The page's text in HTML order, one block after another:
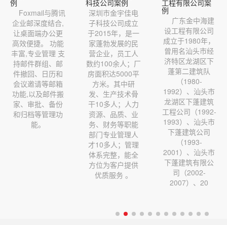
例
Foxmail与腾讯
企业邮深度结合,
让桌面端办公更
高效便捷。 功能
丰富,专业管理 支
持邮件群组、邮
件撤回、日历和
会议邀请等邮箱
功能,以及邮件搬
家、审批、备份
和归档等管理功
能。
科技公司案例
深圳市金宇佳电
子科技公司成立
于2015年，是一
家蓬勃发展的民
营企业，员工人
数约100余人；厂
房面积达5000平
方米。其中研
发、生产技术骨
干10多人；人力
资源、品质、业
务、财务等职能
部门专业管理人
才10多人；管理
体系完整，能全
方位为客户提供
优质服务 。
工程有限公司案
例
广东金中海建
设工程有限公司
成立于1980年，
曾用名汕头市经
济特区龙湖区下
蓬第二建筑队
（1980-
1992）、汕头市
龙湖区下蓬建筑
工程公司（1992-
1993）、汕头市
下蓬建筑公司
（1993-
2001）、汕头市
下蓬建筑有限公
司（2002-
2007）、20